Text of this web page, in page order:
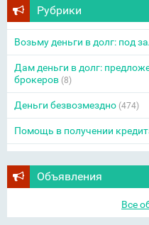
Рубрики
Возьму деньги в долг: под
Дам деньги в долг:
брокеров (8)
Деньги безвозмездно (474)
Помощь в получении
Объявления
Все